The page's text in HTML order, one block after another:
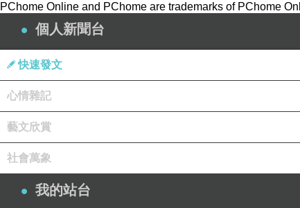
還想說可以帶鴨鴨認識一下傳統市場，看看平常餐桌上的
了嗎？」
我們才剛進來耶！「還沒耶，怎麼了嗎？」媽媽一度以為
「這裡有一個怪味道~~」用著左鄰右舍前後左右都聽得見
PChome Online and PChome are trademarks of PChome
個人新聞台
快速發文
心情雜記
藝文欣賞
社會萬象
我的站台